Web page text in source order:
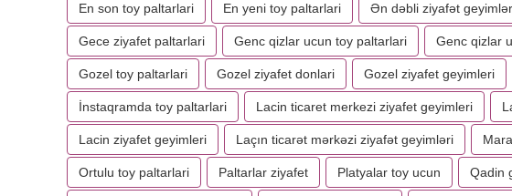
En son toy paltarlari En yeni toy paltarlari Ən dəbli ziyafət
Gece ziyafet paltarlari Genc qizlar ucun toy paltarlari Genc qizlar
Gozel toy paltarlari Gozel ziyafet donlari Gozel ziyafet geyimleri
İnstaqramda toy paltarlari Lacin ticaret merkezi ziyafet geyimleri
Lacin ziyafet geyimleri Laçın ticarət mərkəzi ziyafət geyimləri
Ortulu toy paltarlari Paltarlar ziyafet Platyalar toy ucun Qadin